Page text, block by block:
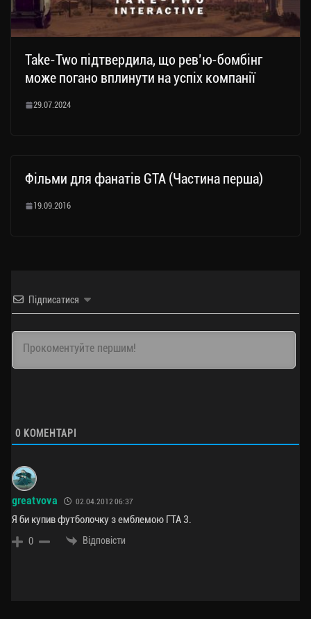
Take-Two підтвердила, що рев’ю-бомбінг
може погано вплинути на успіх компанії
29.07.2024
Фільми для фанатів GTA (Частина перша)
19.09.2016
Підписатися
0 КОМЕНТАРІ
greatvova 02.04.2012 06:37
Я би купив футболочку з емблемою ГТА 3.
0 Відповісти